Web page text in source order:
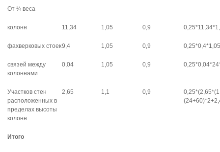
От ¼ веса
колонн 11,34 1,05 0,9
фахверковых стоек9,4 1,05 0,9
связей между
колоннами
0,04 1,05 0,9
Участков стен
расположенных в
пределах высоты
колонн
2,65 1,1 0,9
Итого